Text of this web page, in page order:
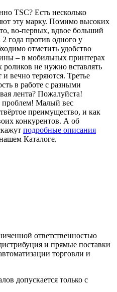
TSC? Есть несколько
эту марку. Помимо высоких
во-первых, вдвое больший
года против одного у
отметить удобство
– в мобильных принтерах
не нужно вставлять
вечно теряются. Третье
в работе с разными
лента? Пожалуйста!
проблем! Малый вес
преимущество, и как
конкурентов. А об
подробные описания
Каталоге.
ответственностью
и прямые поставки
торговли и
допускается только с